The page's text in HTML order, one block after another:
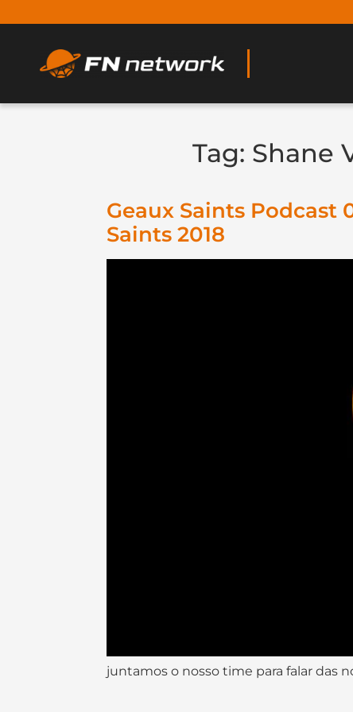
Tag: Shane
Geaux Saints Podcast
Saints 2018
juntamos o nosso time para falar das